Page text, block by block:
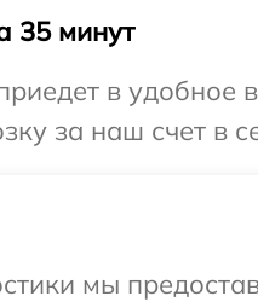
35 минут
в удобное
за наш счет в
мы